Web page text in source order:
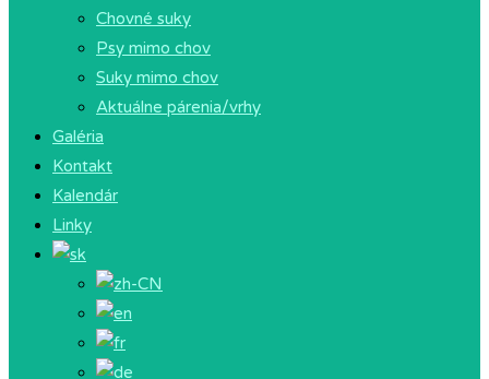
Chovné suky
Psy mimo chov
Suky mimo chov
Aktuálne párenia/vrhy
Galéria
Kontakt
Kalendár
Linky